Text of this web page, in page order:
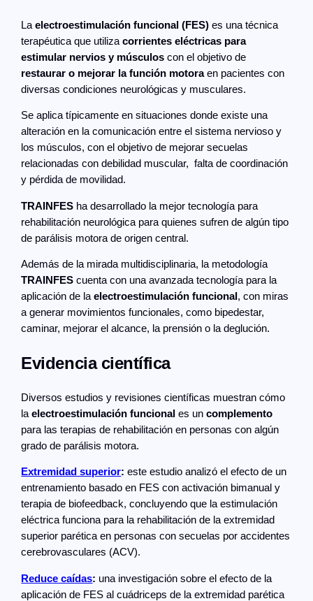
Laelectroestimulación funcional (FES) es una técnica
terapéutica que utilizacorrientes eléctricas para
estimular nervios y músculos con el objetivo de
restaurar o mejorar la función motoraen pacientes con
diversas condiciones neurológicas y musculares.
Se aplica típicamente en situaciones donde existe una
alteración en la comunicación entre el sistema nervioso y
los músculos, con el objetivo de mejorar secuelas
relacionadas con debilidad muscular, falta de coordinación
y pérdida de movilidad.
TRAINFES ha desarrollado la mejor tecnología para
rehabilitación neurológica para quienes sufren de algún tipo
de parálisis motora de origen central.
Además de la mirada multidisciplinaria, la metodología
TRAINFES cuenta con una avanzada tecnología para la
aplicación de laelectroestimulación funcional , con miras
a generar movimientos funcionales, como bipedestar,
caminar, mejorar el alcance, la prensión o la deglución.
Evidencia científica
Diversos estudios y revisiones científicas muestran cómo
laelectroestimulación funcional es uncomplemento
para las terapias de rehabilitación en personas con algún
grado de parálisis motora.
Extremidad superior: este estudio analizó el efecto de un
entrenamiento basado en FES con activación bimanual y
terapia de biofeedback, concluyendo que la estimulación
eléctrica funciona para la rehabilitación de la extremidad
superior parética en personas con secuelas por accidentes
cerebrovasculares (ACV).
Reduce caídas: una investigación sobre el efecto de la
aplicación de FES al cuádriceps de la extremidad parética